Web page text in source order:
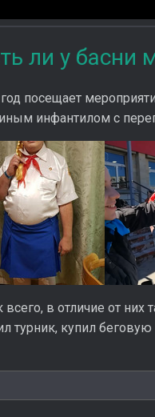
ли у басни
год посещает
инфантилом с
в отличие от них
турник, купил